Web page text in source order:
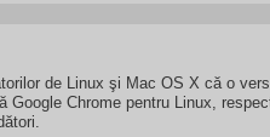
de Linux şi Mac OS X că o
Chrome pentru Linux,